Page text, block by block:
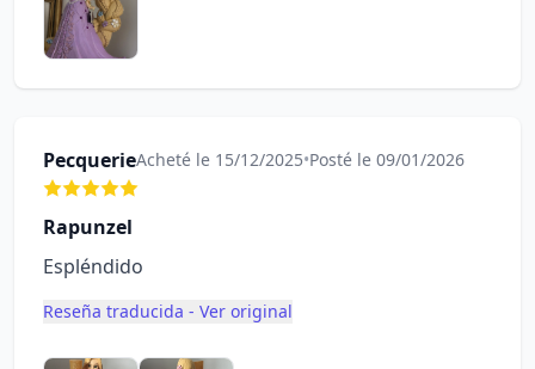
PecquerieAcheté le 15/12/2025•Posté le 09/01/2026
Rapunzel
Espléndido
Reseña traducida - Ver original